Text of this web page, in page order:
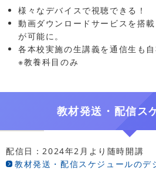
様々なデバイスで視聴できる！
動画ダウンロードサービスを搭
が可能に。
各本校実施の生講義を通信生も
※教養科目のみ
教材発送・配信ス
配信日：2024年2月より随時開講
教材発送・配信スケジュールのデ